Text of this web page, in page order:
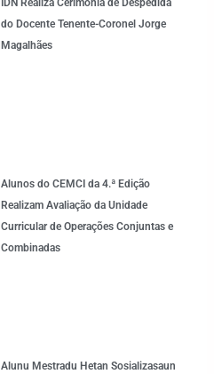
do Docente Tenente-Coronel Jorge
Magalhães
Alunos do CEMCI da 4.ª Edição
Realizam Avaliação da Unidade
Curricular de Operações Conjuntas e
Combinadas
Alunu Mestradu Hetan Sosializasaun